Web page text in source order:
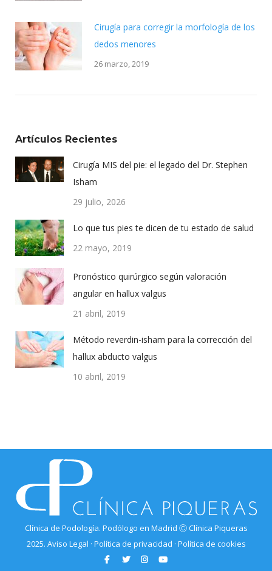
Cirugía para corregir la morfología de los
dedos menores
26 marzo, 2019
Artículos Recientes
Cirugía MIS del pie: el legado del Dr. Stephen
Isham
29 julio, 2026
Lo que tus pies te dicen de tu estado de salud
22 mayo, 2019
Pronóstico quirúrgico según valoración
angular en hallux valgus
21 abril, 2019
Método reverdin-isham para la corrección del
hallux abducto valgus
10 abril, 2019
Clínica de Podología. Podólogo en Madrid Ⓒ Clínica Piqueras
2025. Aviso Legal · Política de privacidad · Política de cookies